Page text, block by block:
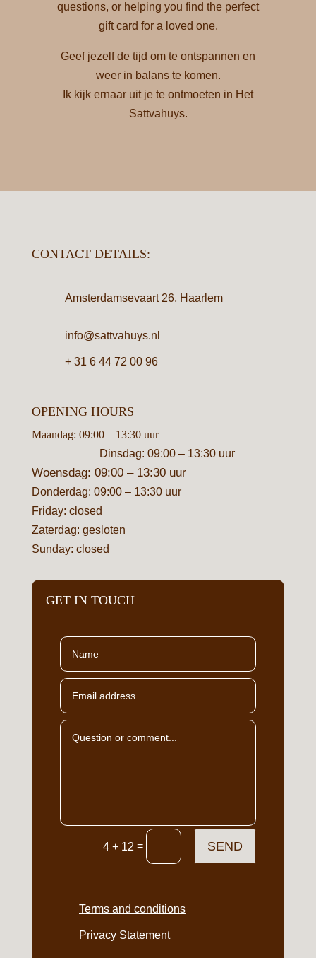
questions, or helping you find the perfect
gift card for a loved one.
Geef jezelf de tijd om te ontspannen en
weer in balans te komen.
Ik kijk ernaar uit je te ontmoeten in Het
Sattvahuys.
CONTACT DETAILS:
Amsterdamsevaart 26, Haarlem
info@sattvahuys.nl
+ 31 6 44 72 00 96
OPENING HOURS
Maandag: 09:00 – 13:30 uur
Dinsdag: 09:00 – 13:30 uur
Woensdag: 09:00 – 13:30 uur
Donderdag: 09:00 – 13:30 uur
Friday: closed
Zaterdag: gesloten
Sunday: closed
GET IN TOUCH
4 + 12 = SEND
Terms and conditions
Privacy Statement